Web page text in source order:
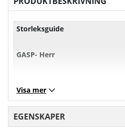
Storleksguide
GASP- Herr
Bröst 101
Midja 71
Visa mer
EGENSKAPER